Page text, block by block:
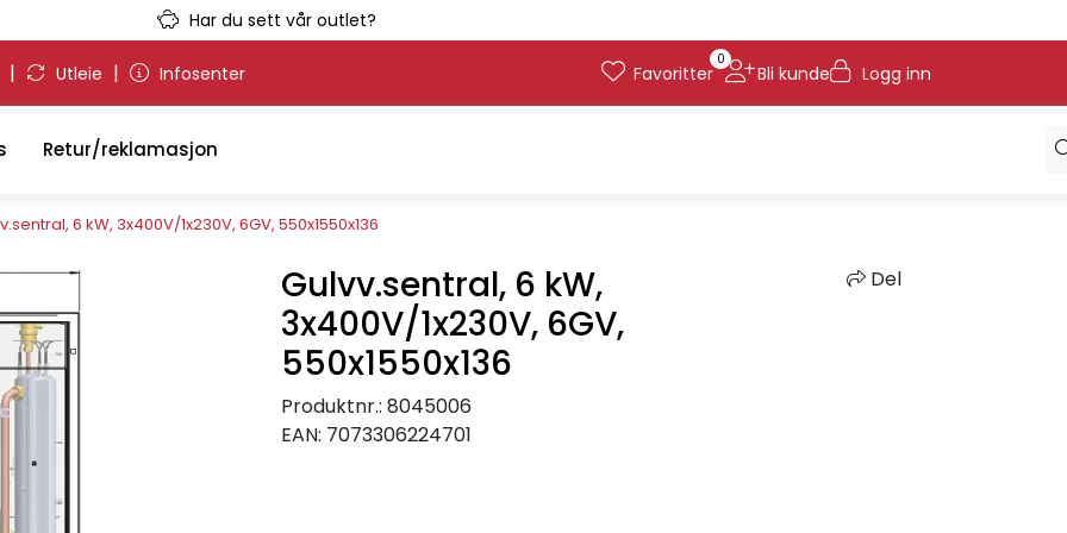
Har du sett vår outlet?
| Utleie | Infosenter
0
Favoritter Bli kunde Logg inn
Retur/reklamasjon
6 kW, 3x400V/1x230V, 6GV, 550x1550x136
Gulvv.sentral, 6 kW,
3x400V/1x230V, 6GV,
550x1550x136
Produktnr.: 8045006
EAN: 7073306224701
Del